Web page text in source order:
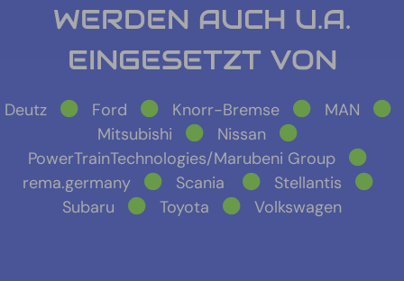
WERDEN AUCH U.A.
EINGESETZT VON
Deutz Ford Knorr-Bremse
MAN
Mitsubishi
Nissan
PowerTrainTechnologies/Marubeni Group
rema.germany
Scania
Stellantis
Subaru
Toyota Volkswagen